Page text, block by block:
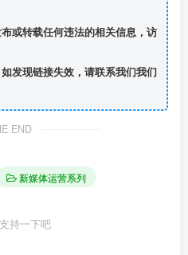
或转载任何违法的相关信息，访
发现链接失效，请联系我们我们
END
新媒体运营系列
持一下吧